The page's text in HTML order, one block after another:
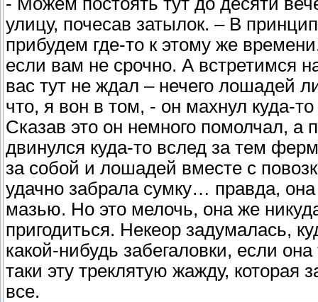
улицу, почесав затылок. – В
прибудем где-то к этому же
если вам не срочно. А встретимся
вас тут не ждал – нечего лошадей
что, я вон в том, - он махнул куда-
Сказав это он немного помолчал, а
двинулся куда-то вслед за тем
за собой и лошадей вместе с
удачно забрала сумку… правда,
мазью. Но это мелочь, она же
пригодиться. Некеор задумалась,
какой-нибудь забегаловки, если
таки эту треклятую жажду,
все.